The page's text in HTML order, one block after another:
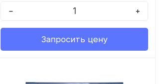
− +
Запросить цену